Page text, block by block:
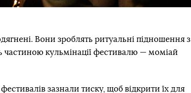
Вони зроблять ритуальні підношення з
частиною кульмінації фестивалю — моміай
зазнали тиску, щоб відкрити їх для